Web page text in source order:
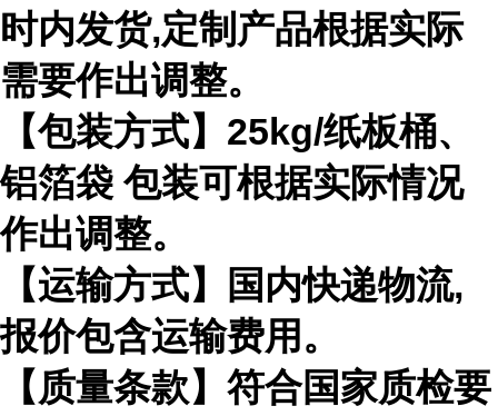
时内发货,定制产品根据实际
需要作出调整。
【包装方式】25kg/纸板桶、
铝箔袋 包装可根据实际情况
作出调整。
【运输方式】国内快递物流,
报价包含运输费用。
【质量条款】符合国家质检要